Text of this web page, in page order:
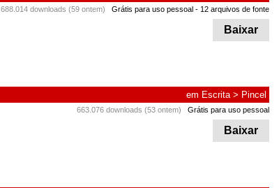
688.014 downloads (59 ontem) Grátis para uso pessoal - 12 arquivos de fonte
Baixar
em Escrita> Pincel
663.076 downloads (53 ontem) Grátis para uso pessoal
Baixar